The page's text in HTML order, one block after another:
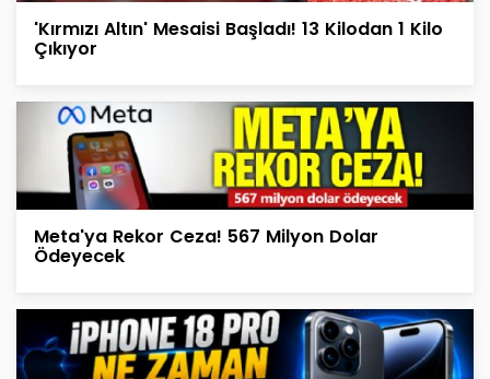
'Kırmızı Altın' Mesaisi Başladı! 13 Kilodan 1 Kilo
Çıkıyor
Meta'ya Rekor Ceza! 567 Milyon Dolar
Ödeyecek